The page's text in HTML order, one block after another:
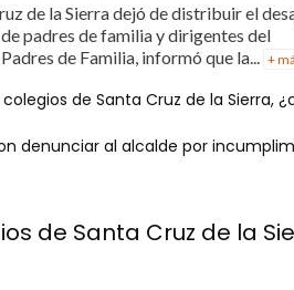
de la Sierra dejó de distribuir el
padres de familia y dirigentes del
de Familia, informó que la...
+
de Santa Cruz de la Sierra,
denunciar al alcalde por
de Santa Cruz de la